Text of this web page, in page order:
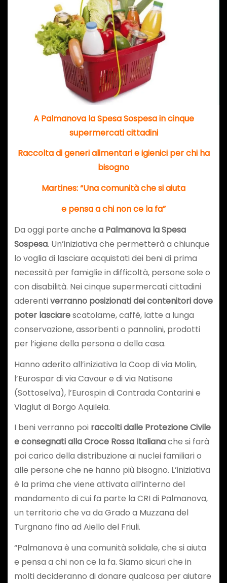
A Palmanova la Spesa Sospesain cinque
supermercati cittadini
Raccolta di generi alimentarie igienici per chi ha
bisogno
Martines: “Una comunità che si aiuta
e pensa a chi non ce la fa”
Da oggi parte anche a Palmanova la Spesa
Sospesa. Un’iniziativa che permetterà a chiunque
lo voglia di lasciare acquistati dei beni di prima
necessità per famiglie in difficoltà, persone sole o
con disabilità. Nei cinque supermercati cittadini
aderentiverranno posizionati dei contenitori dove
poter lasciarescatolame, caffè, latte a lunga
conservazione, assorbenti o pannolini, prodotti
per l’igiene della persona o della casa.
Hanno aderito all’iniziativa la Coop di via Molin,
l’Eurospar di via Cavour e di via Natisone
(Sottoselva), l’Eurospin di Contrada Contarini e
Viaglut di Borgo Aquileia.
I beni verranno poi raccolti dalle Protezione Civile
e consegnati alla Croce Rossa Italianache si farà
poi carico della distribuzione ai nuclei familiari o
alle persone che ne hanno più bisogno. L’iniziativa
è la prima che viene attivata all’interno del
mandamento di cui fa parte la CRI di Palmanova,
un territorio che va da Grado a Muzzana del
Turgnano fino ad Aiello del Friuli.
“Palmanova è una comunità solidale, che si aiuta
e pensa a chi non ce la fa. Siamo sicuri che in
molti decideranno di donare qualcosa per aiutare